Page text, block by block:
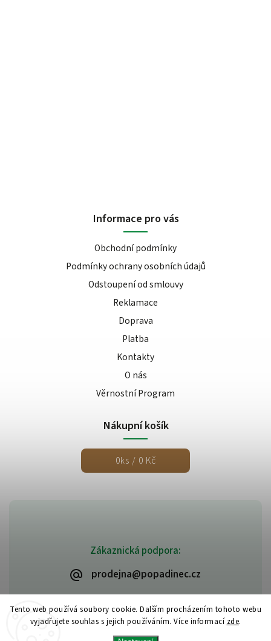
Tento web používá soubory cookie. Dalším procházením tohoto webu
vyjadřujete souhlas s jejich používáním. Více informací zde.
Zákaznická podpora:
prodejna@popadinec.cz
Informace pro vás
Obchodní podmínky
Podmínky ochrany osobních údajů
Odstoupení od smlouvy
Reklamace
Doprava
Platba
Kontakty
O nás
Věrnostní Program
Nákupní košík
0ks / 0 Kč